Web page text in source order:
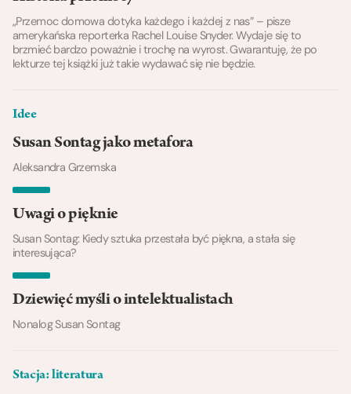
„Przemoc domowa dotyka każdego i każdej z nas” – pisze
amerykańska reporterka Rachel Louise Snyder. Wydaje się to
brzmieć bardzo poważnie i trochę na wyrost. Gwarantuję, że po
lekturze tej książki już takie wydawać się nie będzie.
Idee
Susan Sontag jako metafora
Aleksandra Grzemska
Uwagi o pięknie
Susan Sontag: Kiedy sztuka przestała być piękna, a stała się
interesująca?
Dziewięć myśli o intelektualistach
Nonalog Susan Sontag
Stacja: literatura